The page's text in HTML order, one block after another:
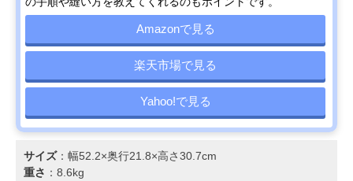
Amazonで見る
楽天市場で見る
Yahoo!で見る
サイズ：幅52.2×奥行21.8×高さ30.7cm
重さ ：8.6kg